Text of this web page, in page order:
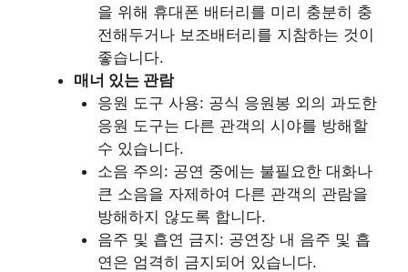
을 위해 휴대폰 배터리를 미리 충분히 충
전해두거나 보조배터리를 지참하는 것이
좋습니다.
매너 있는 관람
응원 도구 사용: 공식 응원봉 외의 과도한
응원 도구는 다른 관객의 시야를 방해할
수 있습니다.
소음 주의: 공연 중에는 불필요한 대화나
큰 소음을 자제하여 다른 관객의 관람을
방해하지 않도록 합니다.
음주 및 흡연 금지: 공연장 내 음주 및 흡
연은 엄격히 금지되어 있습니다.